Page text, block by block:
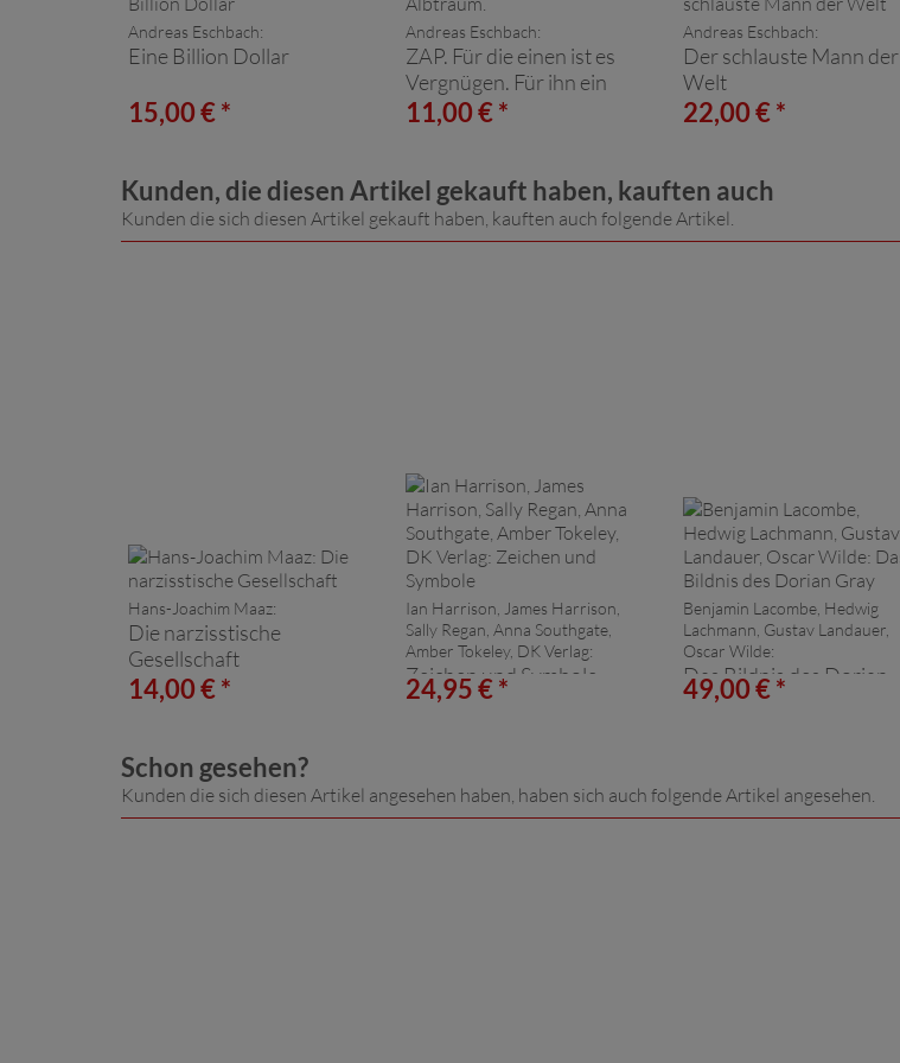
Andreas Eschbach:
Eine Billion Dollar
15,00 € *
Andreas Eschbach:
ZAP. Für die einen ist es
Vergnügen. Für ihn ein
Albtraum.
11,00 € *
Andreas Eschbach:
Der schlauste Mann der
Welt
22,00 € *
Kunden, die diesen Artikel gekauft haben, kauften auch
Kunden die sich diesen Artikel gekauft haben, kauften auch folgende Artikel.
Hans-Joachim Maaz:
Die narzisstische
Gesellschaft
14,00 € *
Ian Harrison, James Harrison,
Sally Regan, Anna Southgate,
Amber Tokeley, DK Verlag:
Zeichen und Symbole
24,95 € *
Benjamin Lacombe, Hedwig
Lachmann, Gustav Landauer,
Oscar Wilde:
Das Bildnis des Dorian
Gray
49,00 € *
Schon gesehen?
Kunden die sich diesen Artikel angesehen haben, haben sich auch folgende Artikel angesehen.